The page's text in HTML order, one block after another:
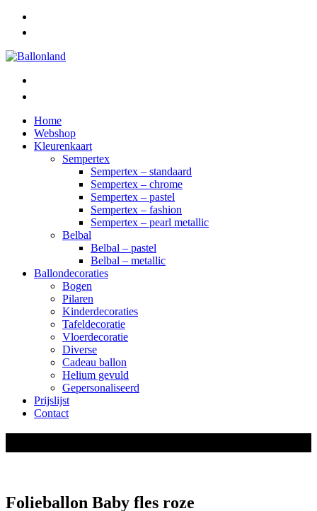
Home
Webshop
Kleurenkaart
Sempertex
Sempertex – standaard
Sempertex – chrome
Sempertex – pastel
Sempertex – fashion
Sempertex – pearl metallic
Belbal
Belbal – pastel
Belbal – metallic
Ballondecoraties
Bogen
Pilaren
Kinderdecoraties
Tafeldecoratie
Vloerdecoratie
Diverse
Cadeau ballon
Helium gevuld
Gepersonaliseerd
Prijslijst
Contact
Folieballon Baby fles roze